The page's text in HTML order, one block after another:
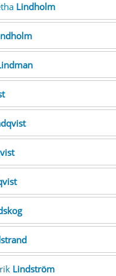
Lindholm
Lindström